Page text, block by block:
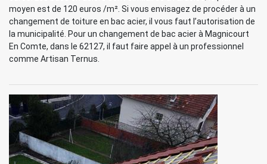
moyen est de 120 euros /m². Si vous envisagez de procéder à un
changement de toiture en bac acier, il vous faut l’autorisation de
la municipalité. Pour un changement de bac acier à Magnicourt
En Comte, dans le 62127, il faut faire appel à un professionnel
comme Artisan Ternus.